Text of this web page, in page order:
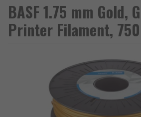
BASF 1.75 mm Gold,
Printer Filament,